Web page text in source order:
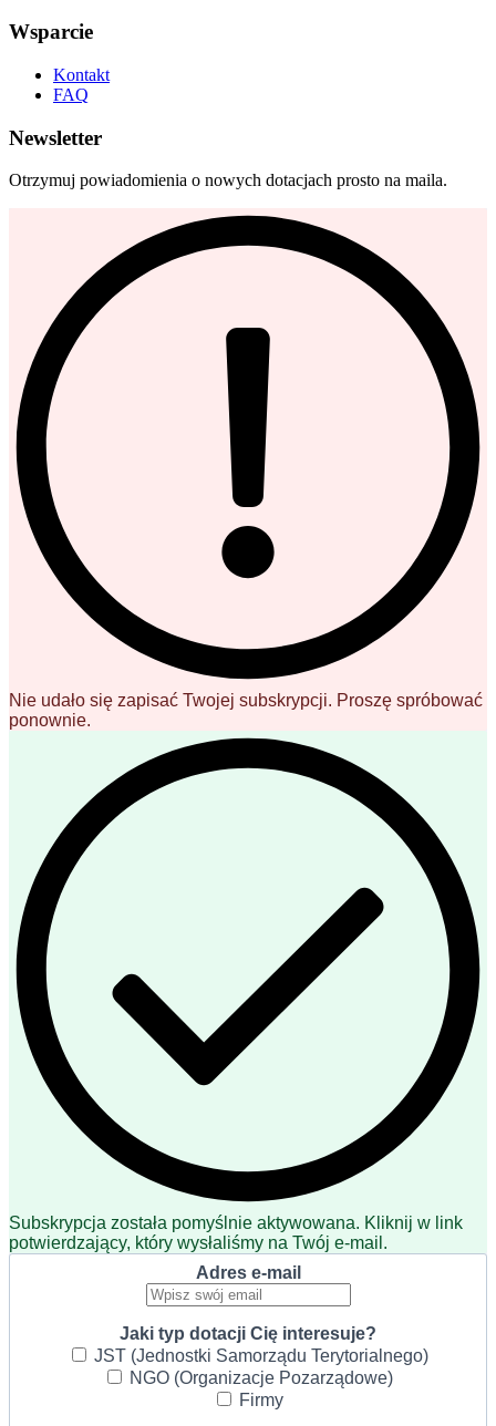
Wsparcie
Kontakt
FAQ
Newsletter
Otrzymuj powiadomienia o nowych dotacjach prosto na maila.
Nie udało się zapisać Twojej subskrypcji. Proszę spróbować
ponownie.
Subskrypcja została pomyślnie aktywowana. Kliknij w link
potwierdzający, który wysłaliśmy na Twój e-mail.
Adres e-mail
Jaki typ dotacji Cię interesuje?
JST (Jednostki Samorządu Terytorialnego)
NGO (Organizacje Pozarządowe)
Firmy